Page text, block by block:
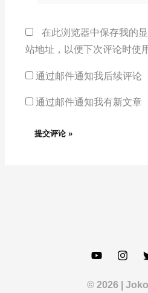
在此浏览器中保存我的
站地址，以便下次评论时使用
通过邮件通知我后续评论
通过邮件通知我有新文章
© 2026 |